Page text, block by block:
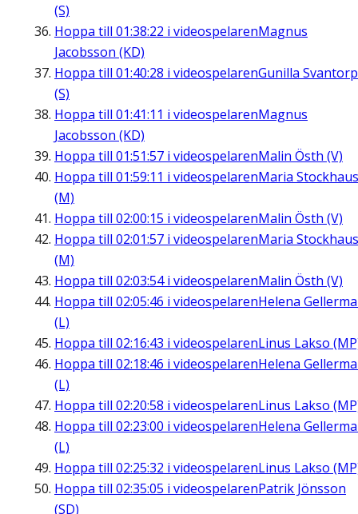
(S)
Hoppa till 01:38:22 i videospelarenMagnus
Jacobsson (KD)
Hoppa till 01:40:28 i videospelarenGunilla Svantorp
(S)
Hoppa till 01:41:11 i videospelarenMagnus
Jacobsson (KD)
Hoppa till 01:51:57 i videospelarenMalin Östh (V)
Hoppa till 01:59:11 i videospelarenMaria Stockhaus
(M)
Hoppa till 02:00:15 i videospelarenMalin Östh (V)
Hoppa till 02:01:57 i videospelarenMaria Stockhaus
(M)
Hoppa till 02:03:54i videospelarenMalin Östh (V)
Hoppa till 02:05:46 i videospelarenHelena
(L)
Hoppa till 02:16:43 i videospelarenLinus Lakso
Hoppa till 02:18:46 i videospelarenHelena
(L)
Hoppa till 02:20:58 i videospelarenLinus Lakso
Hoppa till 02:23:00 i videospelarenHelena
(L)
Hoppa till 02:25:32 i videospelarenLinus Lakso
Hoppa till 02:35:05 i videospelarenPatrik Jönsson
(SD)